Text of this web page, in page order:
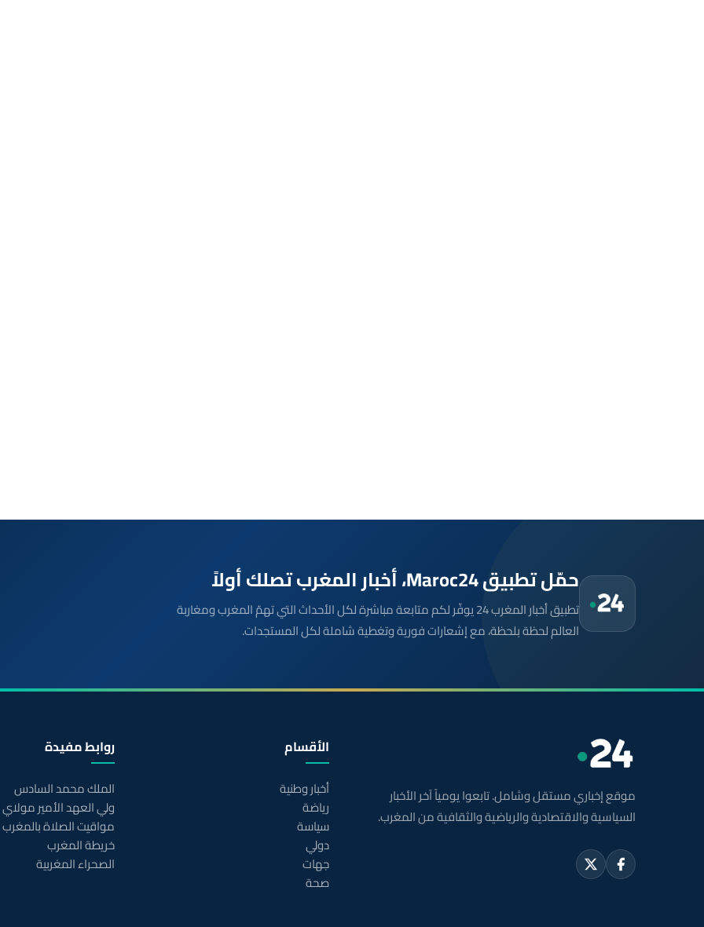
حمّل تطبيق Maroc24، أخبار المغرب تصلك أولاً
تطبيق أخبار المغرب 24 يوفّر لكم متابعة مباشرة لكل الأحداث التي تهمّ المغرب ومغاربة
العالم لحظة بلحظة، مع إشعارات فورية وتغطية شاملة لكل المستجدات.
موقع إخباري مستقل وشامل. تابعوا يومياً آخر الأخبار
السياسية والاقتصادية والرياضية والثقافية من المغرب.
الأقسام
أخبار وطنية
رياضة
سياسة
دولي
جهات
صحة
روابط مفيدة
الملك محمد السادس
ولي العهد الأمير
مواقيت الصلاة بالمغرب
خريطة المغرب
الصحراء المغربية